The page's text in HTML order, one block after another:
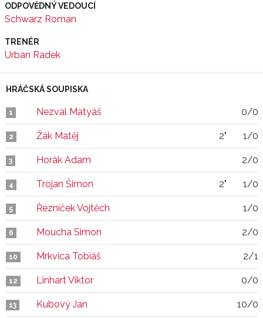
ODPOVĚDNÝ VEDOUCÍ
Schwarz Roman
TRENÉR
Urban Radek
HRÁČSKÁ SOUPISKA
1 Nezval Matyáš 0/0
2 Žák Matěj 2" 1/0
3 Horák Adam 2/0
4 Trojan Šimon 2" 1/0
5 Řezníček Vojtěch 1/0
6 Moucha Simon 2/0
10 Mrkvica Tobiáš 2/1
12 Linhart Viktor 0/0
13 Kubový Jan 10/0